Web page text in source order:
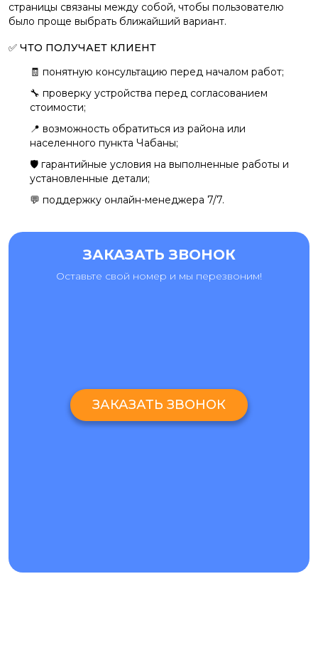
страницы связаны между собой, чтобы пользователю
было проще выбрать ближайший вариант.
✅ ЧТО ПОЛУЧАЕТ КЛИЕНТ
🧾 понятную консультацию перед началом работ;
🔧 проверку устройства перед согласованием
стоимости;
📍 возможность обратиться из района или
населенного пункта Чабаны;
🛡️ гарантийные условия на выполненные работы и
установленные детали;
💬 поддержку онлайн-менеджера 7/7.
ЗАКАЗАТЬ ЗВОНОК
Оставьте свой номер и мы перезвоним!
ЗАКАЗАТЬ ЗВОНОК